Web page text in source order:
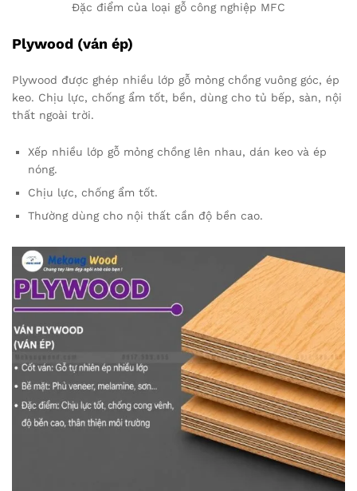
Đặc điểm của loại gỗ công nghiệp MFC
Plywood (ván ép)
Plywood được ghép nhiều lớp gỗ mỏng chồng vuông góc, ép
keo. Chịu lực, chống ẩm tốt, bền, dùng cho tủ bếp, sàn, nội
thất ngoài trời.
Xếp nhiều lớp gỗ mỏng chồng lên nhau, dán keo và ép
nóng.
Chịu lực, chống ẩm tốt.
Thường dùng cho nội thất cần độ bền cao.